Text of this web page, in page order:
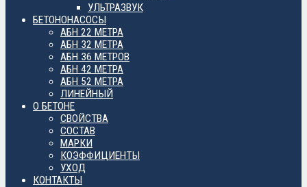
УЛЬТРАЗВУК
БЕТОНОНАСОСЫ
АБН 22 МЕТРА
АБН 32 МЕТРА
АБН 36 МЕТРОВ
АБН 42 МЕТРА
АБН 52 МЕТРА
ЛИНЕЙНЫЙ
О БЕТОНЕ
СВОЙСТВА
СОСТАВ
МАРКИ
КОЭФФИЦИЕНТЫ
УХОД
КОНТАКТЫ